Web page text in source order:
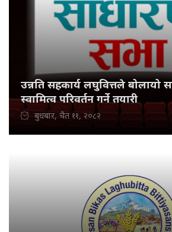
उन्नति सहकार्य लघुवित्तले बोलायो
स्वामित्व परिवर्तन गर्ने तयारी
बुधबार, चैत ११, २०८२